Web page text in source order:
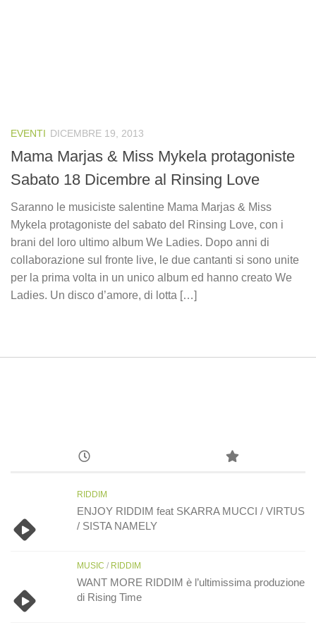
EVENTI DICEMBRE 19, 2013
Mama Marjas & Miss Mykela protagoniste
Sabato 18 Dicembre al Rinsing Love
Saranno le musiciste salentine Mama Marjas & Miss
Mykela protagoniste del sabato del Rinsing Love, con i
brani del loro ultimo album We Ladies. Dopo anni di
collaborazione sul fronte live, le due cantanti si sono unite
per la prima volta in un unico album ed hanno creato We
Ladies. Un disco d’amore, di lotta […]
RIDDIM
ENJOY RIDDIM feat SKARRA MUCCI / VIRTUS
/ SISTA NAMELY
MUSIC / RIDDIM
WANT MORE RIDDIM è l’ultimissima produzione
di Rising Time